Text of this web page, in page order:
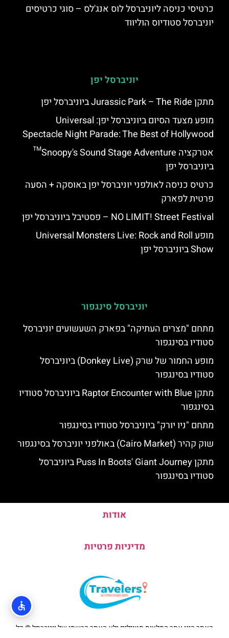
כרטיסי כניסה ליוניברסל לוס אנג'לס – סוגי כרטיסים
יוניברסל סטודיוס הוליווד
יוניברסל יפן
מתקן Jurassic Park – The Ride ביוניברסל יפן
מופע מצעד הסיום ביוניברסל יפן: Universal
Spectacle Night Parade: The Best of Hollywood
אטרקציה Snoopy's Sound Stage Adventure™
ביוניברסל יפן
כרטיס כניסה לאולפני יוניברסל יפן באוסקה + הסעה
פרטית לפארק
NO LIMIT! Street Festival – פסטיבל ביוניברסל יפן
מופע Universal Monsters Live: Rock and Roll
Show ביוניברסל יפן
יוניברסל סינגפור
מתחם "מצרים העתיקה" בפארק השעשועים יוניברסל
סטודיו בסינגפור
מופע החמור של שרק (Donkey Live) ביוניברסל
סטודיו בסינגפור
מתקן Raptor Encounter with Blue ביוניברסל סטודיו
בסינגפור
מתחם "ניו יורק" ביוניברסל סטודיו בסינגפור
שוק קהיר (Cairo Market) באולפני יוניברסל בסינגפור
מתקן Puss In Boots' Giant Journey ביוניברסל
סטודיו בסינגפור
אודות
מדיניות פרטיות
האתר הינו אתר המלצות מטיילים ולא האתר הרשמי של יוניברסל © כל